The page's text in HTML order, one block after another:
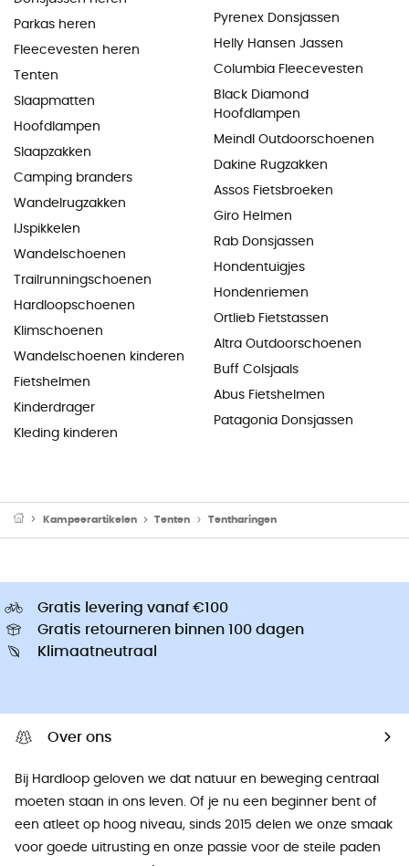
Parkas heren
Fleecevesten heren
Tenten
Slaapmatten
Hoofdlampen
Slaapzakken
Camping branders
Wandelrugzakken
IJspikkelen
Wandelschoenen
Trailrunningschoenen
Hardloopschoenen
Klimschoenen
Wandelschoenen kinderen
Fietshelmen
Kinderdrager
Kleding kinderen
Pyrenex Donsjassen
Helly Hansen Jassen
Columbia Fleecevesten
Black Diamond
Hoofdlampen
Meindl Outdoorschoenen
Dakine Rugzakken
Assos Fietsbroeken
Giro Helmen
Rab Donsjassen
Hondentuigjes
Hondenriemen
Ortlieb Fietstassen
Altra Outdoorschoenen
Buff Colsjaals
Abus Fietshelmen
Patagonia Donsjassen
Kampeerartikelen Tenten Tentharingen
Gratis levering vanaf €100
Gratis retourneren binnen 100 dagen
Klimaatneutraal
Over ons
Bij Hardloop geloven we dat natuur en beweging centraal
moeten staan ​​in ons leven. Of je nu een beginner bent of
een atleet op hoog niveau, sinds 2015 delen we onze smaak
voor goede uitrusting en onze passie voor de steile paden